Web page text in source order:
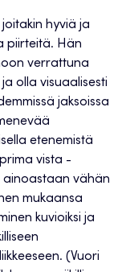
hyviä ja
piirteitä. Hän
verrattuna
olla visuaalisesti
jaksoissa
etenemistä
vista -
ainoastaan vähän
mukaansa
kuvioiksi ja
(Vuori